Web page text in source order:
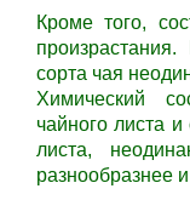
Кроме того,
сорта чая
Химический
чайного листа и
листа,
разнообразнее